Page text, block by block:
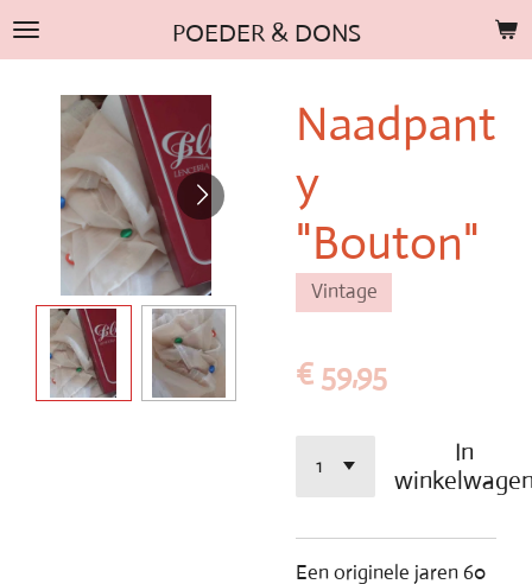
Ga
direct
hoofdinhoud
POEDER & DONS
Naadpant
y
"Bouton"
Vintage
€ 59,95
In
Een originele jaren 60